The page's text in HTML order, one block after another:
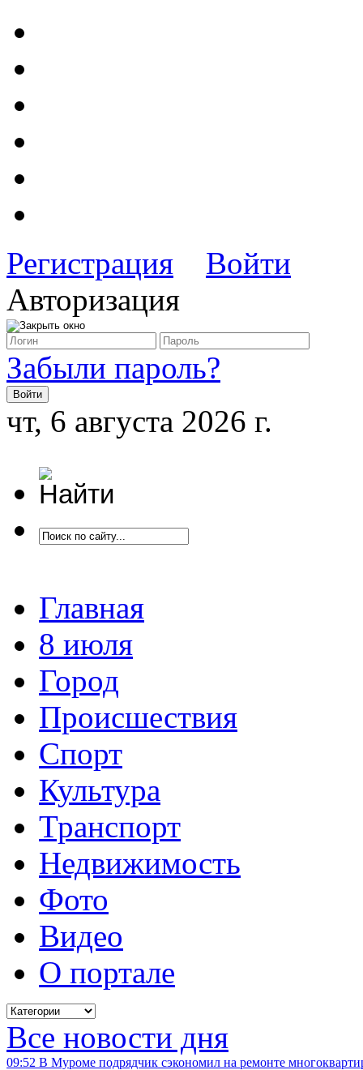
Регистрация
Войти
Авторизация
Забыли пароль?
чт, 6 августа 2026 г.
Главная
8 июля
Город
Происшествия
Спорт
Культура
Транспорт
Недвижимость
Фото
Видео
О портале
Все новости дня
09:52 В Муроме подрядчик сэкономил на ремонте